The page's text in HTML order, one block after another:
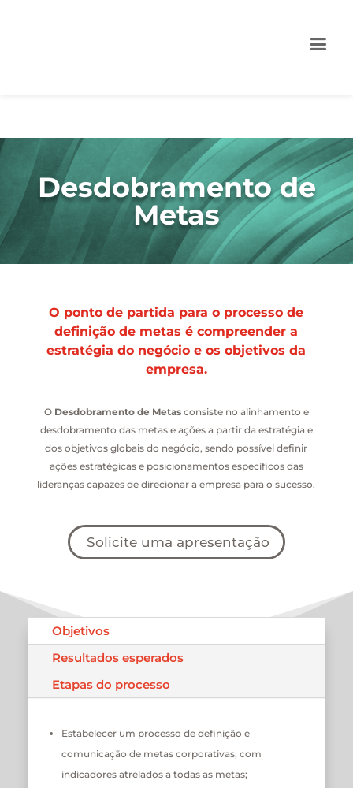
Desdobramento de
Metas
O ponto de partida para o processo de
definição de metas é compreender a
estratégia do negócio e os objetivos da
empresa.
O Desdobramento de Metasconsiste no alinhamento e
desdobramento das metas e ações a partir da estratégia e
dos objetivos globais do negócio, sendo possível definir
ações estratégicas e posicionamentos específicos das
lideranças capazes de direcionar a empresa para o sucesso.
Solicite uma apresentação
Objetivos
Resultados esperados
Etapas do processo
Estabelecer um processo de definição e
comunicação de metas corporativas, com
indicadores atrelados a todas as metas;